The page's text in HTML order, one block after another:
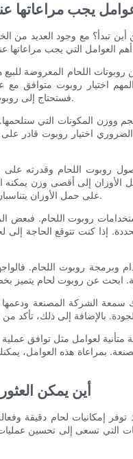
عوامل يجب مراعاتها
تبدأ؟ مع وجود العديد من
اللحام المعروضة
اختيار روبوت متوافق
ستستخدم لحام MIG، فستحتاج إلى روبوت مصمم خصيصًا لهذا النوع من اللحام.
ووزن المكونات التي
اختيار روبوت قادر
روبوت اللحام وقدرته
الأوزان إلى أقصى وزن
على حمل الأوزان يتناسبان مع حجم ووزن المكونات التي ستلحمها لضمان الأداء الأمثل.
روبوت اللحام. فبعض
إذا كنت تتوقع الحاجة
وبرمجة روبوت اللحام.
سمعة الشركة المصنعة
لعوامل مثل توافق
بمراعاة هذه العوامل،
- أين يمكن
إمكانيات لحام دقيقة
التي تسعى إلى تحسين